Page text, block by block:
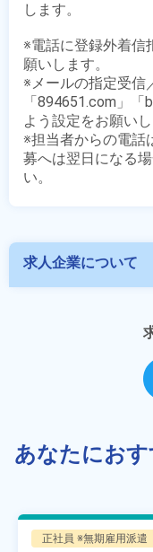
します。
※電話に登録外着信
願いします。
※メールの指定受信
「894651.com」
よう設定をお願いし
※担当者からの電話
募へは翌日になる
求人企業について
あなたにお
正社員 ※無期雇用派遣